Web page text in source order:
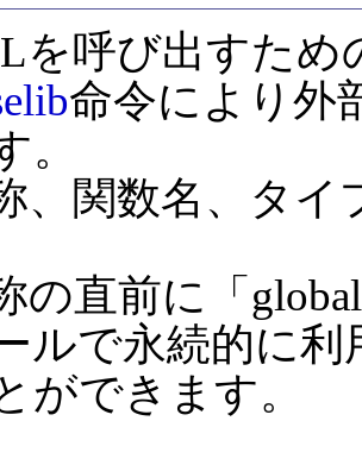
を呼び出すため
命令により外
。
、関数名、タ
の直前に「
ルで永続的に
ができます。